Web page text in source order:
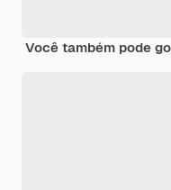
Você também pode